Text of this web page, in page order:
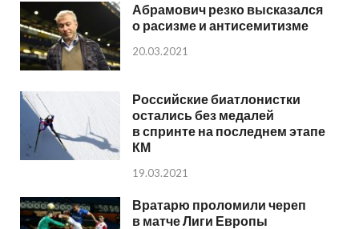
Абрамович резко высказался
о расизме и антисемитизме
20.03.2021
Российские биатлонистки
остались без медалей
в спринте на последнем этапе
КМ
19.03.2021
Вратарю проломили череп
в матче Лиги Европы